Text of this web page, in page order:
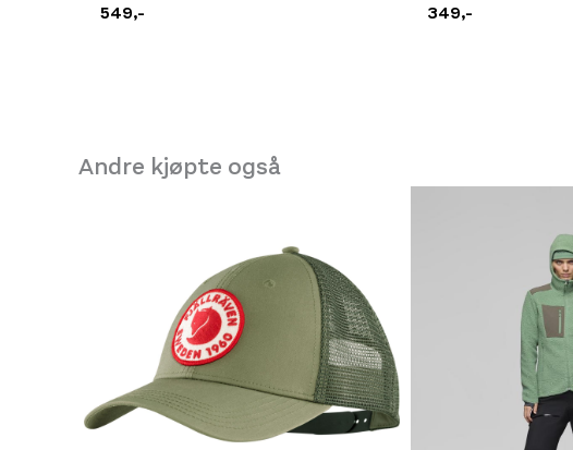
549,- 349,-
Andre kjøpte også